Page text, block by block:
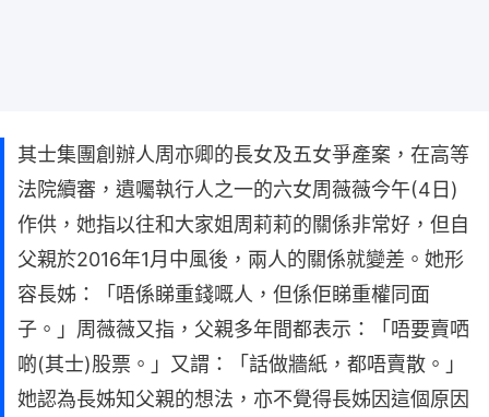
其士集團創辦人周亦卿的長女及五女爭產案，在高等
法院續審，遺囑執行人之一的六女周薇薇今午(4日)
作供，她指以往和大家姐周莉莉的關係非常好，但自
父親於2016年1月中風後，兩人的關係就變差。她形
容長姊：「唔係睇重錢嘅人，但係佢睇重權同面
子。」周薇薇又指，父親多年間都表示：「唔要賣哂
啲(其士)股票。」又謂：「話做牆紙，都唔賣散。」
她認為長姊知父親的想法，亦不覺得長姊因這個原因